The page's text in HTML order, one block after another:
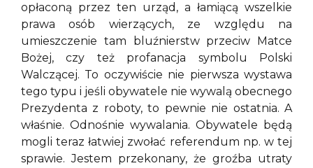
opłaconą przez ten urząd, a łamiącą wszelkie
prawa osób wierzących, ze względu na
umieszczenie tam bluźnierstw przeciw Matce
Bożej, czy też profanacja symbolu Polski
Walczącej. To oczywiście nie pierwsza wystawa
tego typu i jeśli obywatele nie wywalą obecnego
Prezydenta z roboty, to pewnie nie ostatnia. A
właśnie. Odnośnie wywalania. Obywatele będą
mogli teraz łatwiej zwołać referendum np. w tej
sprawie. Jestem przekonany, że groźba utraty